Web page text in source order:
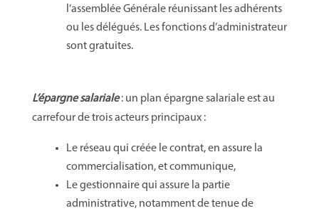
l’assemblée Générale réunissant les adhérents
ou les délégués. Les fonctions d’administrateur
sont gratuites.
L’épargne salariale: un plan épargne salariale est au
carrefour de trois acteurs principaux :
Le réseau qui créée le contrat, en assure la
commercialisation, et communique,
Le gestionnaire qui assure la partie
administrative, notamment de tenue de